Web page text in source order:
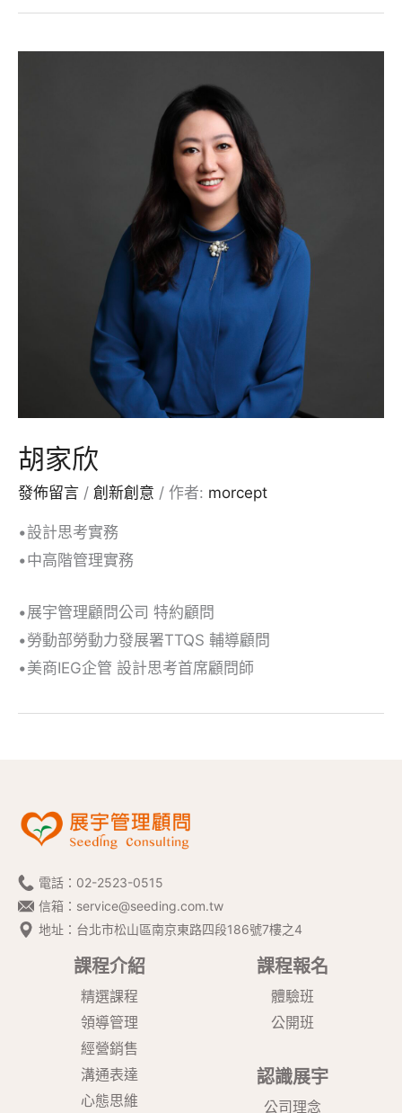
胡家欣
發佈留言 / 創新創意 / 作者: morcept
•設計思考實務
•中高階管理實務
•展宇管理顧問公司 特約顧問
•勞動部勞動力發展署TTQS 輔導顧問
•美商IEG企管 設計思考首席顧問師
電話： 02-2523-0515
信箱： service@seeding.com.tw
地址：台北市松山區南京東路四段186號7樓之4
課程介紹
精選課程
領導管理
經營銷售
溝通表達
心態思維
課程報名
體驗班
公開班
認識展宇
公司理念